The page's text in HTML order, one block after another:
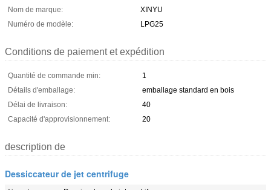
Nom de marque:
XINYU
Numéro de modèle:
LPG25
Conditions de paiement et expédition
Quantité de commande min:
1
Détails d'emballage:
emballage standard en bois
Délai de livraison:
40
Capacité d'approvisionnement:
20
description de
Dessiccateur de jet centrifuge